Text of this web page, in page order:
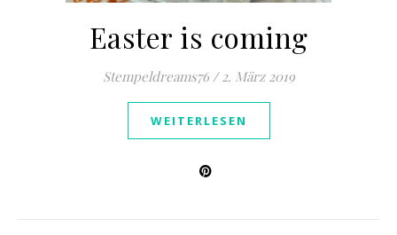
Easter is coming
Stempeldreams76 / 2. März 2019
WEITERLESEN